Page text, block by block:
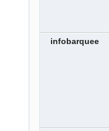
infobarquee